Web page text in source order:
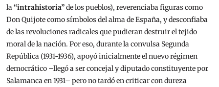
la“intrahistoria”de los pueblos), reverenciaba figuras como
Don Quijote como símbolos del alma de España, y desconfiaba
de las revoluciones radicales que pudieran destruir el tejido
moral de la nación. Por eso, durante la convulsa Segunda
República (1931-1936), apoyó inicialmente el nuevo régimen
democrático –llegó a ser concejal y diputado constituyente por
Salamanca en 1931– pero no tardó en criticar con dureza